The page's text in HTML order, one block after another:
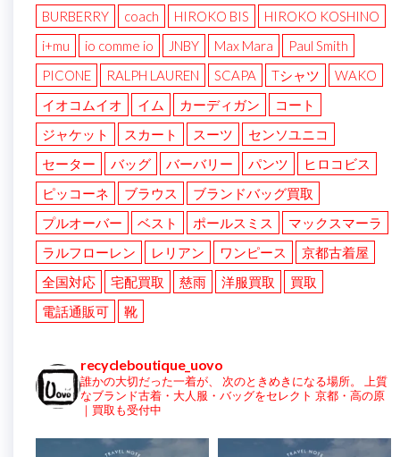
BURBERRY coach HIROKO BIS
HIROKO KOSHINO
i+mu
io comme io JNBY Max Mara
Paul Smith
PICONE
RALPH LAUREN SCAPA Tシャツ
WAKO
イオコムイオ
イム カーディガン
コート
ジャケット
スカート スーツ
センソユニコ
セーター
バッグ バーバリー パンツ
ヒロコビス
ピッコーネ
ブラウス
ブランドバッグ買取
プルオーバー
ベスト ポールスミス
マックスマーラ
ラルフローレン
レリアン ワンピース
京都古着屋
全国対応
宅配買取 慈雨 洋服買取
買取
電話通販可
靴
recycleboutique_uovo
誰かの大切だった一着が、 次のときめきになる場所。
上質
なブランド古着・大人服・バッグをセレクト 京都・高の原
｜買取も受付中